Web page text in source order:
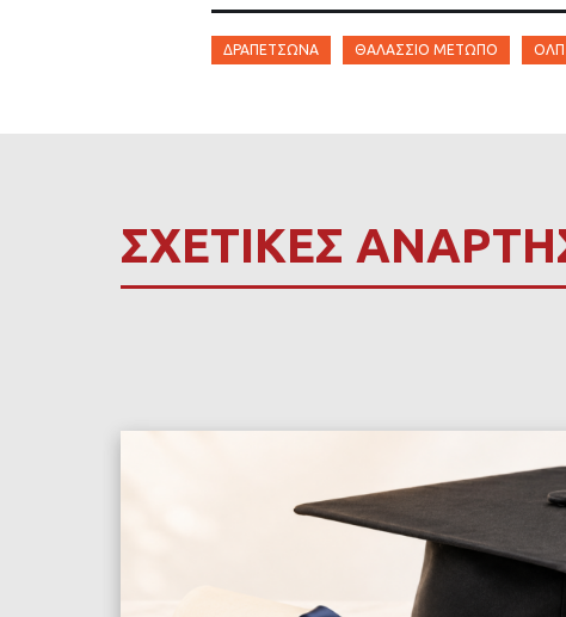
ΔΡΑΠΕΤΣΏΝΑ ΘΑΛΆΣΣΙΟ ΜΈΤΩΠΟ ΟΛΠ
ΣΧΕΤΙΚΕΣ